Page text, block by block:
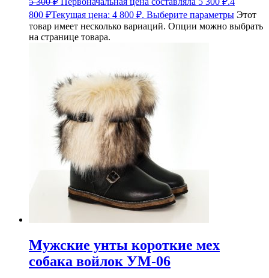
800 ₽Текущая цена: 4 800 ₽. Выберите параметры Этот
товар имеет несколько вариаций. Опции можно выбрать
на странице товара.
Мужские унты короткие мех
собака войлок УМ-06